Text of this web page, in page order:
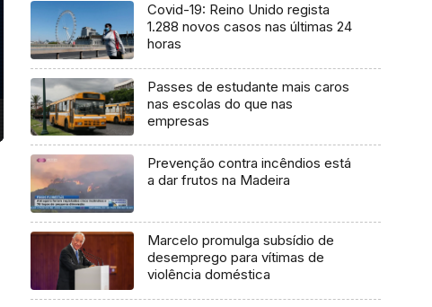
Covid-19: Reino Unido regista
1.288 novos casos nas últimas 24
horas
Passes de estudante mais caros
nas escolas do que nas
empresas
Prevenção contra incêndios está
a dar frutos na Madeira
Marcelo promulga subsídio de
desemprego para vítimas de
violência doméstica